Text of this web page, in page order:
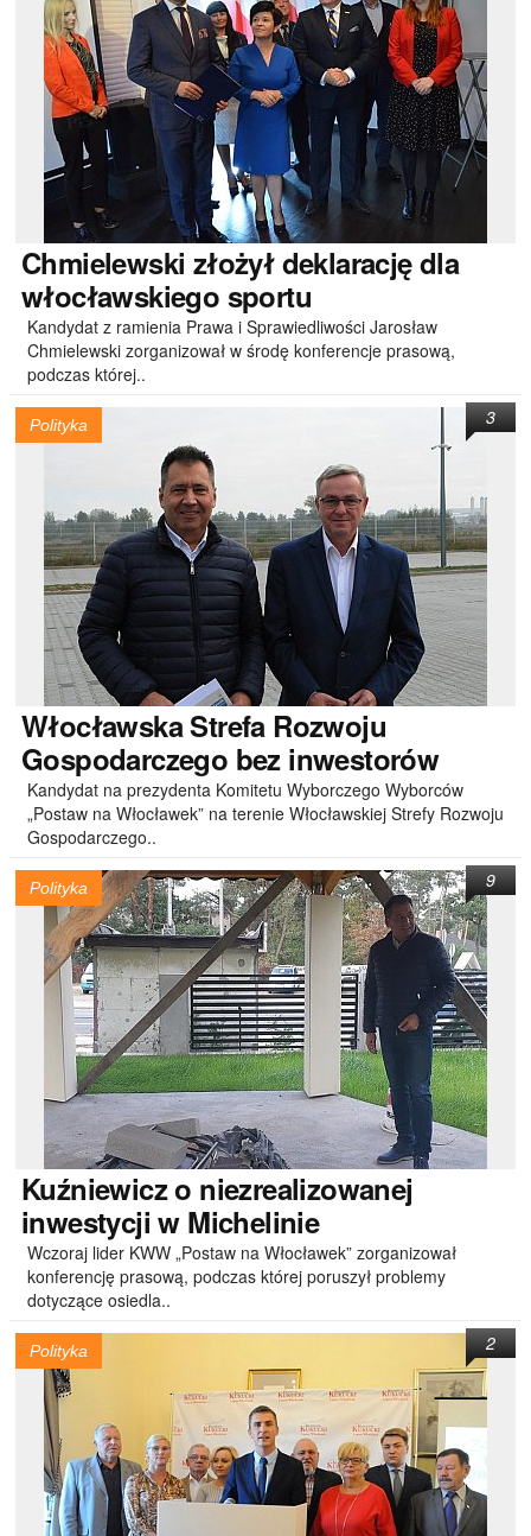
Chmielewski złożył deklarację dla
włocławskiego sportu
Kandydat z ramienia Prawa i Sprawiedliwości Jarosław
Chmielewski zorganizował w środę konferencje prasową,
podczas której..
Polityka
WłocławskaStrefa Rozwoju
Gospodarczego bez inwestorów
Kandydat na prezydenta Komitetu Wyborczego Wyborców
„Postaw na Włocławek” na terenie Włocławskiej Strefy Rozwoju
Gospodarczego..
3
Polityka
Kuźniewiczo niezrealizowanej
inwestycji w Michelinie
Wczoraj lider KWW „Postaw na Włocławek” zorganizował
konferencję prasową, podczas której poruszył problemy
dotyczące osiedla..
9
Polityka 2